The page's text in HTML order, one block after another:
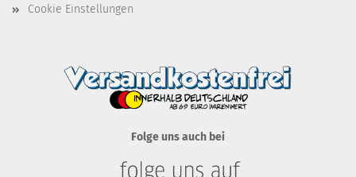
Cookie Einstellungen
Folge uns auch bei